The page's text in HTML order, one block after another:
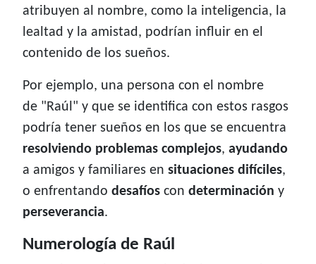
atribuyen al nombre, como la inteligencia, la
lealtad y la amistad, podrían influir en el
contenido de los sueños.
Por ejemplo, una persona con el nombre
de "Raúl" y que se identifica con estos rasgos
podría tener sueños en los que se encuentra
resolviendo problemas complejos, ayudando
a amigos y familiares en situaciones difíciles,
o enfrentando desafíos con determinación y
perseverancia.
Numerología de Raúl